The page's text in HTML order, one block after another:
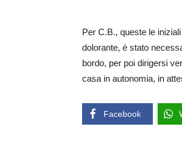
Per C.B., queste le
dolorante, è stato
bordo, per poi dirigersi
casa in autonomia, in
Facebook